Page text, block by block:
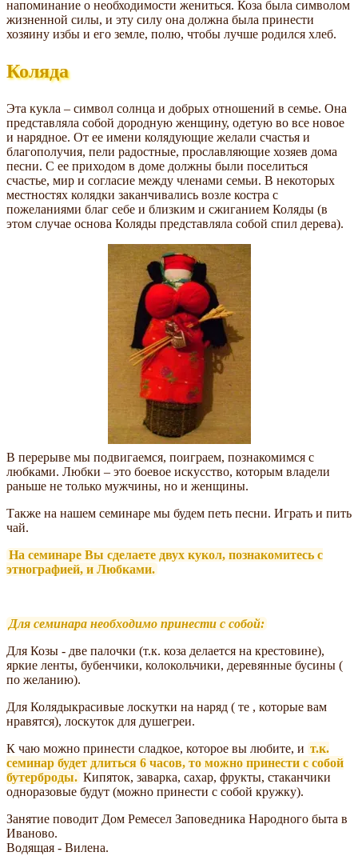
напоминание о необходимости жениться. Коза была символом
жизненной силы, и эту силу она должна была принести
хозяину избы и его земле, полю, чтобы лучше родился хлеб.
Коляда
Эта кукла – символ солнца и добрых отношений в семье. Она
представляла собой дородную женщину, одетую во все новое
и нарядное. От ее имени колядующие желали счастья и
благополучия, пели радостные, прославляющие хозяев дома
песни. С ее приходом в доме должны были поселиться
счастье, мир и согласие между членами семьи. В некоторых
местностях колядки заканчивались возле костра с
пожеланиями благ себе и близким и сжиганием Коляды (в
этом случае основа Коляды представляла собой спил дерева).
В перерыве мы подвигаемся, поиграем, познакомимся с
любками. Любки – это боевое искусство, которым владели
раньше не только мужчины, но и женщины.
Также на нашем семинаре мы будем петь песни. Играть и пить
чай.
На семинаре Вы сделаете двух кукол, познакомитесь с
этнографией, и Любками.
Для семинара необходимо принести с собой:
Для Козы - две палочки (т.к. коза делается на крестовине),
яркие ленты, бубенчики, колокольчики, деревянные бусины (
по желанию).
Для Колядыкрасивые лоскутки на наряд ( те , которые вам
нравятся), лоскуток для душегреи.
К чаю можно принести сладкое, которое вы любите, и т.к.
семинар будет длиться 6 часов, то можно принести с собой
бутерброды. Кипяток, заварка, сахар, фрукты, стаканчики
одноразовые будут (можно принести с собой кружку).
Занятие поводит Дом Ремесел Заповедника Народного быта в
Иваново.
Водящая - Вилена.